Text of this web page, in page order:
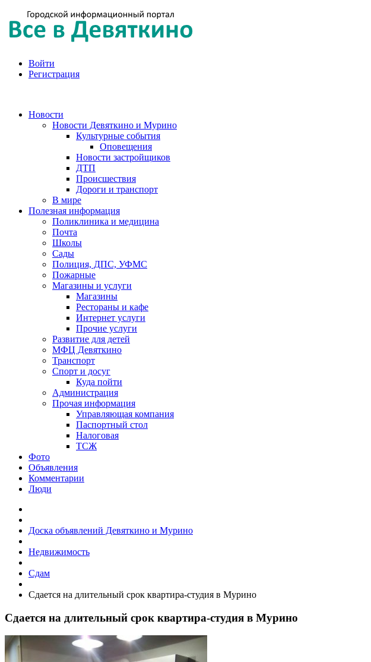
Войти
Регистрация
Новости
Новости Девяткино и Мурино
Культурные события
Оповещения
Новости застройщиков
ДТП
Происшествия
Дороги и транспорт
В мире
Полезная информация
Поликлиника и медицина
Почта
Школы
Сады
Полиция, ДПС, УФМС
Пожарные
Магазины и услуги
Магазины
Рестораны и кафе
Интернет услуги
Прочие услуги
Развитие для детей
МФЦ Девяткино
Транспорт
Спорт и досуг
Куда пойти
Администрация
Прочая информация
Управляющая компания
Паспортный стол
Налоговая
ТСЖ
Фото
Объявления
Комментарии
Люди
Доска объявлений Девяткино и Мурино
Недвижимость
Сдам
Сдается на длительный срок квартира-студия в Мурино
Сдается на длительный срок квартира-студия в Мурино